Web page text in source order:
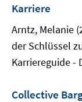
Karriere
Arntz, Melanie
der Schlüssel
Karriereguide -
Collective